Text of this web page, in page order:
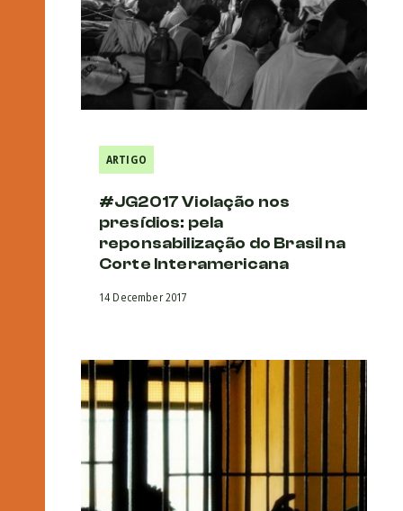
ARTIGO
#JG2017 Violação nos
presídios: pela
reponsabilização do Brasil na
Corte Interamericana
14 December 2017